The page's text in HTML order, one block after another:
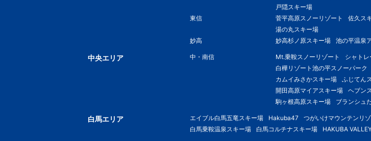
戸隠スキー場
東信
菅平高原スノーリゾート 佐久ス
湯の丸スキー場
妙高
妙高杉ノ原スキー場 池の平温泉
中央エリア 中・南信 Mt.乗鞍スノーリゾート シャト
白樺リゾート池の平スノーパーク
カムイみさかスキー場
ふじてん
開田高原マイアスキー場
ヘブン
駒ヶ根高原スキー場
ブランシュ
白馬エリア エイブル白馬五竜スキー場 Hakuba47 つがいけマウンテンリ
白馬乗鞍温泉スキー場
白馬コルチナスキー場 HAKUBA